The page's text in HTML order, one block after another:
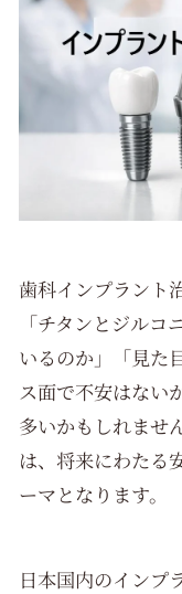
歯科インプラント
「チタンとジル
いるのか」「見た
ス面で不安はない
多いかもしれませ
は、将来にわたる
ーマとなります。
日本国内のインプ